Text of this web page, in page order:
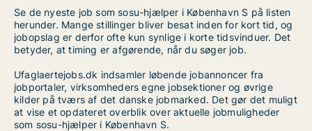
Se de nyeste job som sosu-hjælper i København S på listen
herunder. Mange stillinger bliver besat inden for kort tid, og
jobopslag er derfor ofte kun synlige i korte tidsvinduer. Det
betyder, at timing er afgørende, når du søger job.
Ufaglaertejobs.dk indsamler løbende jobannoncer fra
jobportaler, virksomheders egne jobsektioner og øvrige
kilder på tværs af det danske jobmarked. Det gør det muligt
at vise et opdateret overblik over aktuelle jobmuligheder
som sosu-hjælper i København S.